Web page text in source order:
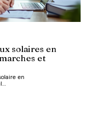
solaires en
et
en
…